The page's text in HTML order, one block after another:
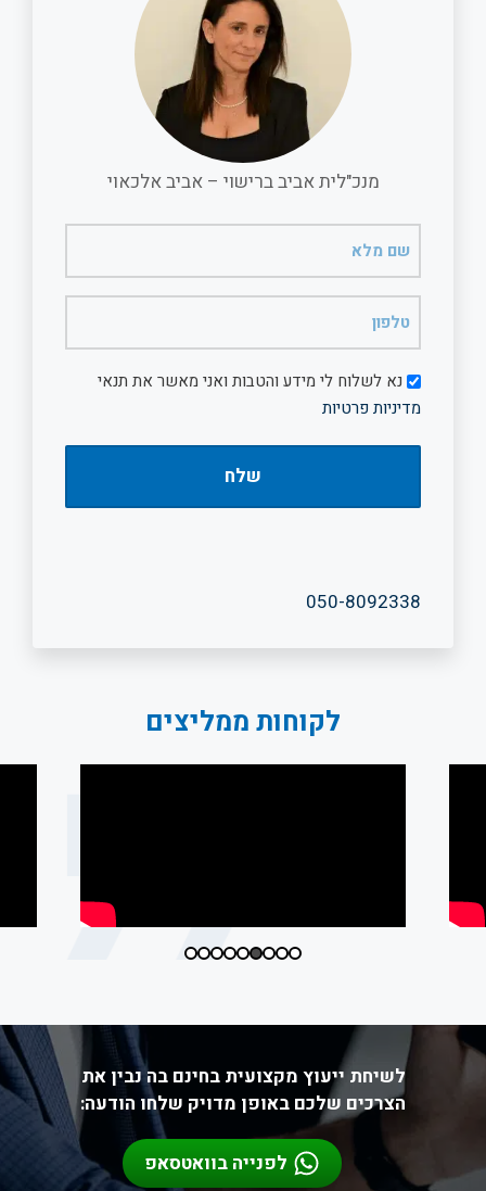
מנכ"לית אביב ברישוי – אביב אלכאוי
מלא
דיוורנא לשלוח לי מידע והטבות ואני מאשר את תנאי
מדיניות פרטיות
050-8092338
לקוחות ממליצים
לשיחת ייעוץ מקצועית בחינם בה נבין את
הצרכים שלכם באופן מדויק שלחו הודעה:
לפנייה בוואטסאפ